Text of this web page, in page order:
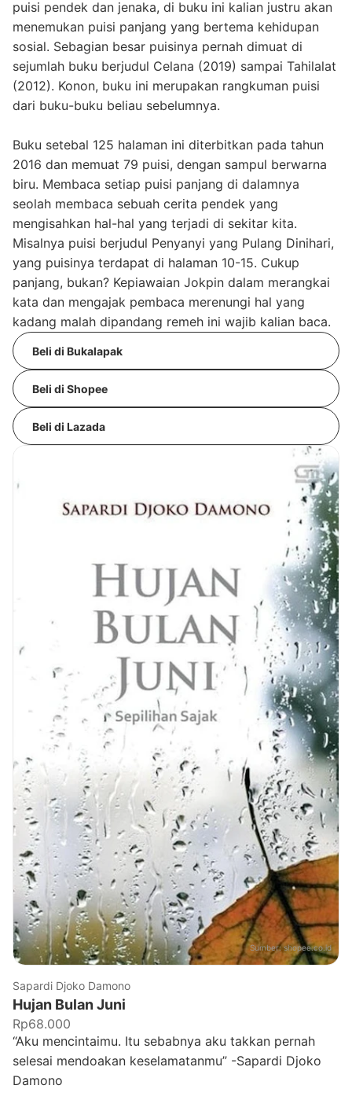
puisi pendek dan jenaka, di buku ini kalian justru akan
menemukan puisi panjang yang bertema kehidupan
sosial. Sebagian besar puisinya pernah dimuat di
sejumlah buku berjudul Celana (2019) sampai Tahilalat
(2012). Konon, buku ini merupakan rangkuman puisi
dari buku-buku beliau sebelumnya.
Buku setebal 125 halaman ini diterbitkan pada tahun
2016 dan memuat 79 puisi, dengan sampul berwarna
biru. Membaca setiap puisi panjang di dalamnya
seolah membaca sebuah cerita pendek yang
mengisahkan hal-hal yang terjadi di sekitar kita.
Misalnya puisi berjudul Penyanyi yang Pulang Dinihari,
yang puisinya terdapat di halaman 10-15. Cukup
panjang, bukan? Kepiawaian Jokpin dalam merangkai
kata dan mengajak pembaca merenungi hal yang
kadang malah dipandang remeh ini wajib kalian baca.
Beli di Bukalapak
Beli di Shopee
Beli di Lazada
Sumber:shopee.co.id
Sapardi Djoko Damono
Hujan Bulan Juni
Rp68.000
“Aku mencintaimu. Itu sebabnya aku takkan pernah
selesai mendoakan keselamatanmu” -Sapardi Djoko
Damono